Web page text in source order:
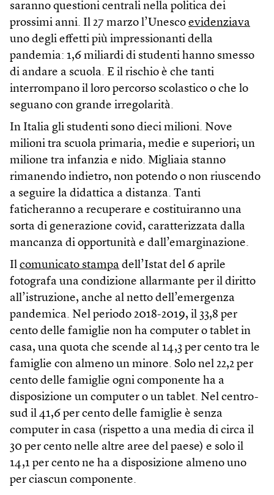
saranno questioni centrali nella politica dei
prossimi anni. Il 27 marzo l’Unesco evidenziava
uno degli effetti più impressionanti della
pandemia: 1,6 miliardi di studenti hanno smesso
di andare a scuola. E il rischio è che tanti
interrompano il loro percorso scolastico o che lo
seguano con grande irregolarità.
In Italia gli studenti sono dieci milioni. Nove
milioni tra scuola primaria, medie e superiori; un
milione tra infanzia e nido. Migliaia stanno
rimanendo indietro, non potendo o non riuscendo
a seguire la didattica a distanza. Tanti
faticheranno a recuperare e costituiranno una
sorta di generazione covid, caratterizzata dalla
mancanza di opportunità e dall’emarginazione.
Il comunicato stampa dell’Istat del 6 aprile
fotografa una condizione allarmante per il diritto
all’istruzione, anche al netto dell’emergenza
pandemica. Nel periodo 2018-2019, il 33,8 per
cento delle famiglie non ha computer o tablet in
casa, una quota che scende al 14,3 per cento tra le
famiglie con almeno un minore. Solo nel 22,2 per
cento delle famiglie ogni componente ha a
disposizione un computer o un tablet. Nel centro-
sud il 41,6 per cento delle famiglie è senza
computer in casa (rispetto a una media di circa il
30 per cento nelle altre aree del paese) e solo il
14,1 per cento ne ha a disposizione almeno uno
per ciascun componente.